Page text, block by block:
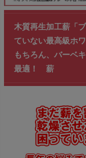
木質再生加工薪「
ていない最高級ホ
もちろん、バーベ
最適！ 薪